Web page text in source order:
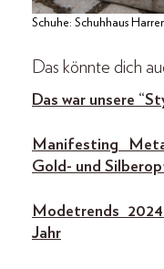
Schuhe: Schuhhaus
Das könnte dich
Das war unsere
Manifesting
Gold- und
Modetrends
Jahr